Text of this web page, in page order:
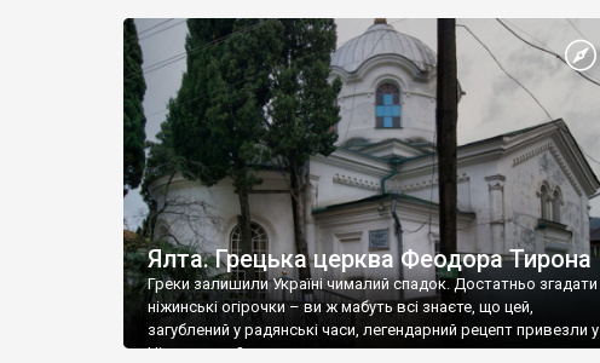
Херсонесі Володимир-язичник, став Василем-
християнином. А потім було Хрещення Русі. На честь
Херсонесу Таврійського названо місто […]
Ялта. Грецька церква Феодора Тирона
Греки залишили Україні чималий спадок. Достатньо згадати
ніжинські огірочки – ви ж мабуть всі знаєте, що цей,
загублений у радянські часи, легендарний рецепт привезли у
Ніжин греки?